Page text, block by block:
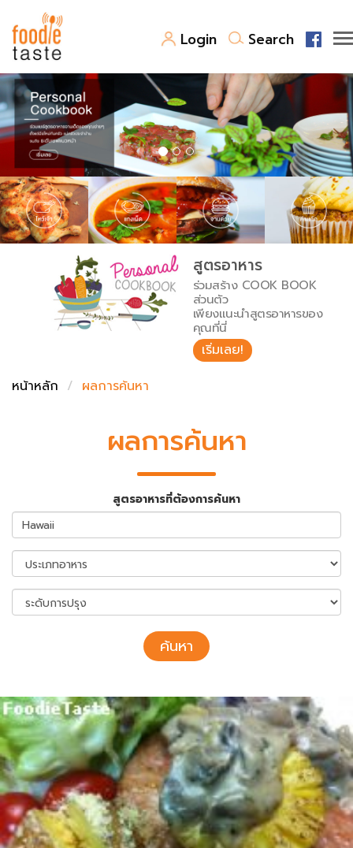
Login Search
สูตรอาหาร
สูตรอาหารล่าสุด
Top Foodie
พาไปชิม
สารพันก้นครัว
เคล็ดลับน่ารู้
เปรียบเทียบหน่วยการตวง
เปรียบเทียบอุณหภูมิ
เปรียบเทียบน้ำหนักวัตถุดิบ
FoodPedia
สร้าง Cookbook
สูตรอาหาร
ร่วมสร้าง COOK BOOK
ส่วนตัว
เพียงแนะนำสูตรอาหารของ
คุณที่นี่
เริ่มเลย!
หน้าหลัก
ผลการค้นหา
ผลการค้นหา
สูตรอาหารที่ต้องการค้นหา
ค้นหา